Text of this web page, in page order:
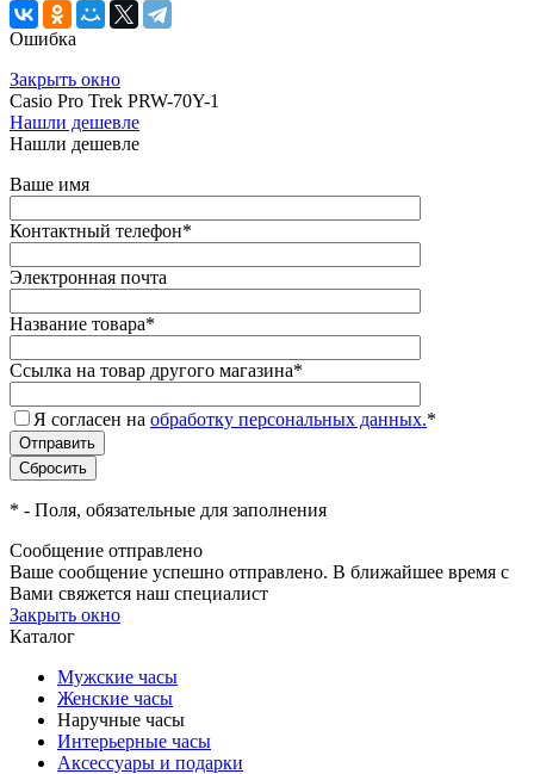
Ошибка
Закрыть окно
Casio Pro Trek PRW-70Y-1
Нашли дешевле
Нашли дешевле
Ваше имя
Контактный телефон*
Электронная почта
Название товара*
Ссылка на товар другого магазина*
Я согласен на обработку персональных данных.*
* - Поля, обязательные для заполнения
Сообщение отправлено
Ваше сообщение успешно отправлено. В ближайшее время с
Вами свяжется наш специалист
Закрыть окно
Каталог
Мужские часы
Женские часы
Наручные часы
Интерьерные часы
Аксессуары и подарки